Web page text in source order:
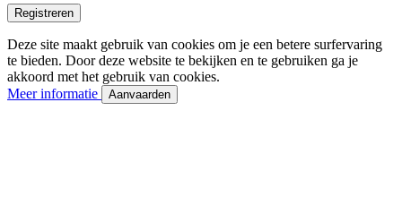
Registreren
Deze site maakt gebruik van cookies om je een betere surfervaring
te bieden. Door deze website te bekijken en te gebruiken ga je
akkoord met het gebruik van cookies.
Meer informatie
Aanvaarden